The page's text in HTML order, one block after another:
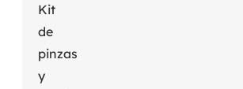
Kit
de
pinzas
y